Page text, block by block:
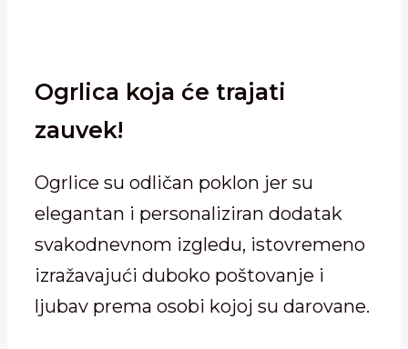
Ogrlica koja će trajati
zauvek!
Ogrlice su odličan poklon jer su
elegantan i personaliziran dodatak
svakodnevnom izgledu, istovremeno
izražavajući duboko poštovanje i
ljubav prema osobi kojoj su darovane.